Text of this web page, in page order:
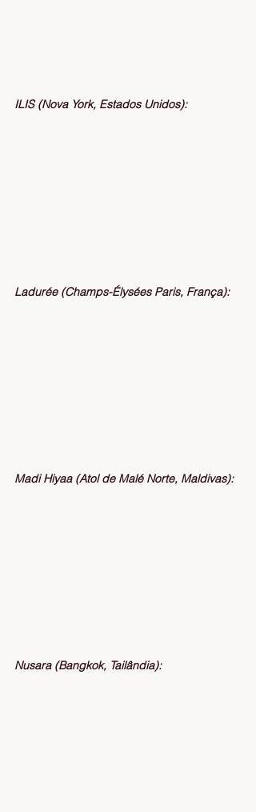
ILIS (Nova York, Estados Unidos):
Ladurée (Champs-Élysées Paris, França):
Madi Hiyaa (Atol de Malé Norte, Maldivas):
Nusara (Bangkok, Tailândia):